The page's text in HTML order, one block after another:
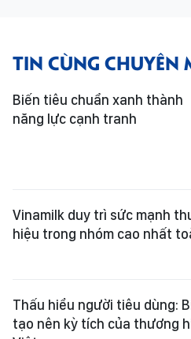
TIN CÙNG CHUYÊN
Biến tiêu chuẩn xanh thành
năng lực cạnh tranh
Vinamilk duy trì sức mạnh
hiệu trong nhóm cao nhất
Thấu hiểu người tiêu dùng:
tạo nên kỳ tích của thương